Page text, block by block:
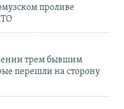
проливе
трем бывшим
перешли на сторону